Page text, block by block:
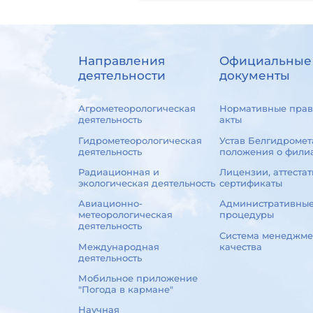
Направления
деятельности
Агрометеорологическая
деятельность
Гидрометеорологическая
деятельность
Радиационная и
экологическая деятельность
Авиационно-
метеорологическая
деятельность
Международная
деятельность
Мобильное приложение
"Погода в кармане"
Научная
Официальные
документы
Нормативные
акты
Устав
положения о
Лицензии,
сертификаты
процедуры
Система
качества